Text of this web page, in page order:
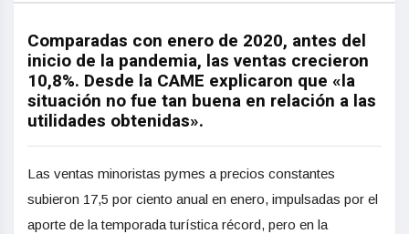
Comparadas con enero de 2020, antes del
inicio de la pandemia, las ventas crecieron
10,8%. Desde la CAME explicaron que «la
situación no fue tan buena en relación a las
utilidades obtenidas».
Las ventas minoristas pymes a precios constantes
subieron 17,5 por ciento anual en enero, impulsadas por el
aporte de la temporada turística récord, pero en la